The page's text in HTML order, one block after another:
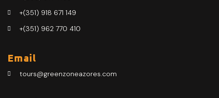
+(351) 918 671 149
+(351) 962 770 410
Email
tours@greenzoneazores.com